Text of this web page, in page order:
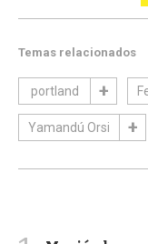
Temas relacionados
portland
Yamandú Orsi